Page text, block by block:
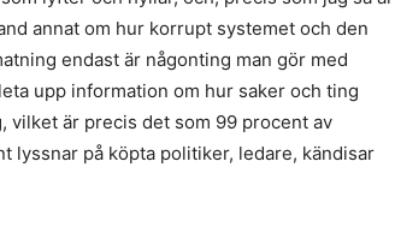
annat om hur korrupt systemet och den
endast är någonting man gör med
upp information om hur saker och ting
är precis det som 99 procent av
lyssnar på köpta politiker, ledare, kändisar